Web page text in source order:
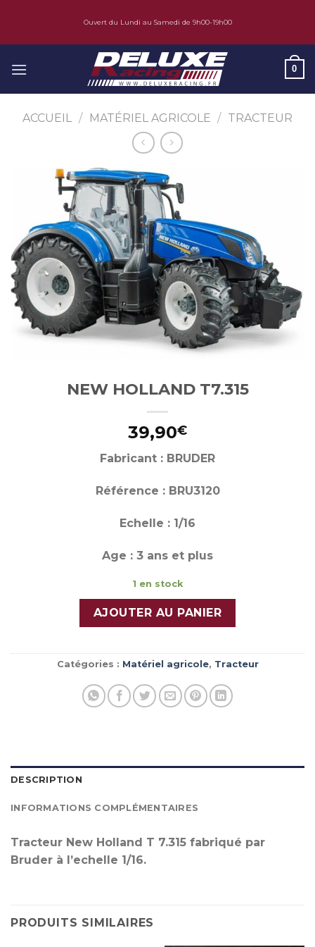
content
Ouvert du Lundi au Samedi de 9h00-19h00
0
ACCUEIL / MATÉRIEL AGRICOLE / TRACTEUR
NEW HOLLAND T7.315
39,90€
Fabricant : BRUDER
Référence : BRU3120
Echelle : 1/16
Age : 3 ans et plus
1 en stock
AJOUTER AU PANIER
Catégories : Matériel agricole, Tracteur
DESCRIPTION
INFORMATIONS COMPLÉMENTAIRES
Tracteur New Holland T 7.315 fabriqué par
Bruder à l’echelle 1/16.
PRODUITS SIMILAIRES